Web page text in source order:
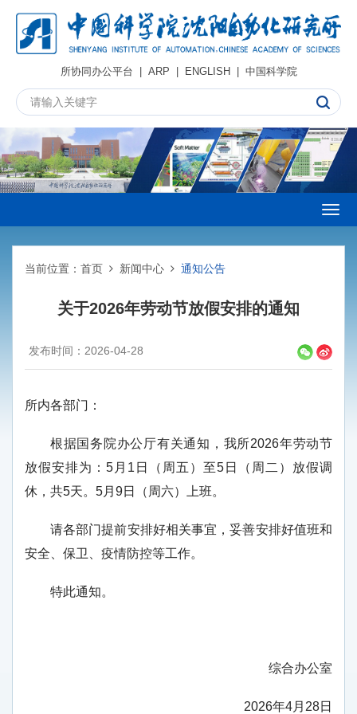
所协同办公平台 | ARP | ENGLISH| 中国科学院
当前位置： 首页 新闻中心 通知公告
关于2026年劳动节放假安排的通知
发布时间：2026-04-28
所内各部门：
根据国务院办公厅有关通知，我所2026年劳动节
放假安排为：5月1日（周五）至5日（周二）放假调
休，共5天。5月9日（周六）上班。
请各部门提前安排好相关事宜，妥善安排好值班和
安全、保卫、疫情防控等工作。
特此通知。
综合办公室
2026年4月28日